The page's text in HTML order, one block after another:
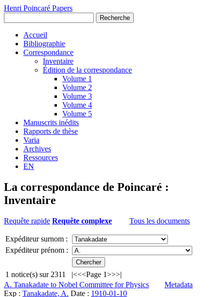
Henri Poincaré Papers
Recherche
Accueil
Bibliographie
Correspondance
Inventaire
Édition de la correspondance
Volume 1
Volume 2
Volume 3
Volume 4
Volume 5
Manuscrits inédits
Rapports de thèse
Varia
Archives
Ressources
EN
La correspondance de Poincaré :
Inventaire
Requête rapide Requête complexe Tous les documents
Expéditeur surnom :
Expéditeur prénom :
1 notice(s) sur 2311 |<<<Page 1>>>|
A. Tanakadate to Nobel Committee for Physics
Metadata
Exp : Tanakadate, A. Date : 1910-01-10